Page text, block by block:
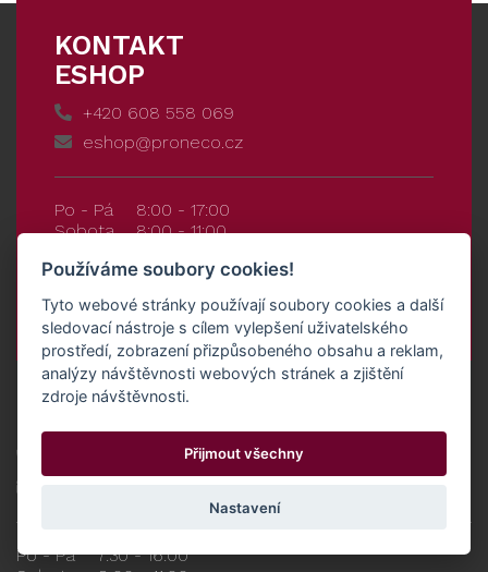
KONTAKT
ESHOP
+420 608 558 069
eshop@proneco.cz
Po - Pá
8:00 - 17:00
Sobota
8:00 - 11:00
Nádražní 934, 691 03 Rakvice
Prodejna Klentnice
Po - Pá
7:30 - 16:00
Používáme soubory cookies!
Tyto webové stránky používají soubory cookies a další
sledovací nástroje s cílem vylepšení uživatelského
prostředí, zobrazení přizpůsobeného obsahu a reklam,
analýzy návštěvnosti webových stránek a zjištění
zdroje návštěvnosti.
Přijmout všechny
Nastavení